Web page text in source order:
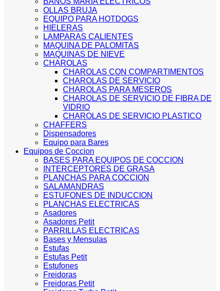
OLLAS BRUJA
EQUIPO PARA HOTDOGS
HIELERAS
LAMPARAS CALIENTES
MAQUINA DE PALOMITAS
MAQUINAS DE NIEVE
CHAROLAS
CHAROLAS CON COMPARTIMENTOS
CHAROLAS DE SERVICIO
CHAROLAS PARA MESEROS
CHAROLAS DE SERVICIO DE FIBRA DE
VIDRIO
CHAROLAS DE SERVICIO PLASTICO
CHAFFERS
Dispensadores
Equipo para Bares
Equipos de Coccion
BASES PARA EQUIPOS DE COCCION
INTERCEPTORES DE GRASA
PLANCHAS PARA COCCION
SALAMANDRAS
ESTUFONES DE INDUCCION
PLANCHAS ELECTRICAS
Asadores
Asadores Petit
PARRILLAS ELECTRICAS
Bases y Mensulas
Estufas
Estufas Petit
Estufones
Freidoras
Freidoras Petit